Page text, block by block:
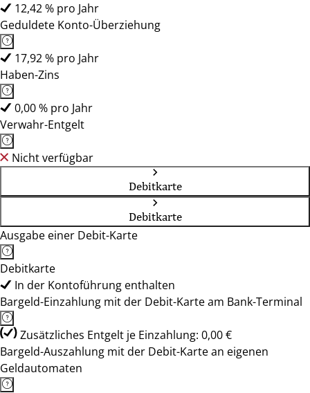
12,42 % pro Jahr
Geduldete Konto-Überziehung
17,92 % pro Jahr
Haben-Zins
0,00 % pro Jahr
Verwahr-Entgelt
Nicht verfügbar
Debitkarte
Debitkarte
Ausgabe einer Debit-Karte
Debitkarte
In der Kontoführung enthalten
Bargeld-Einzahlung mit der Debit-Karte am Bank-Terminal
Zusätzliches Entgelt je Einzahlung: 0,00 €
Bargeld-Auszahlung mit der Debit-Karte an eigenen
Geldautomaten